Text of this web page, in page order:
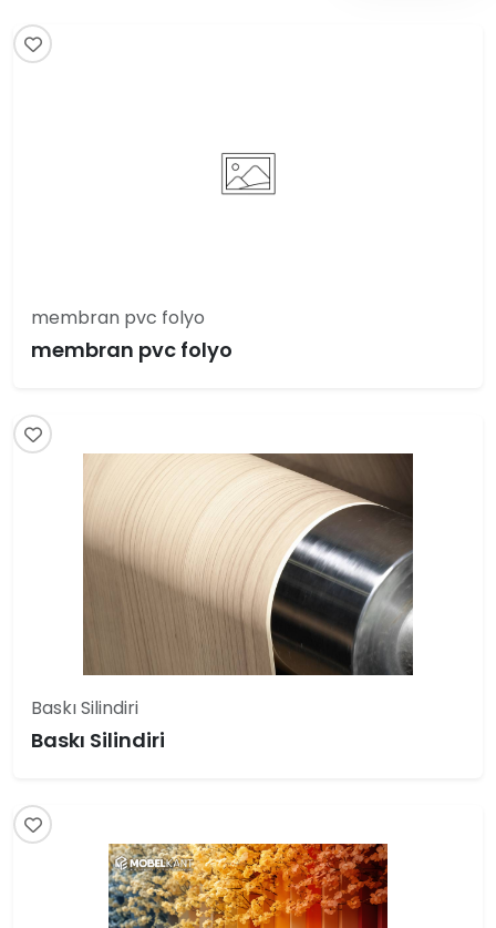
membran pvc folyo
membran pvc folyo
Baskı Silindiri
Baskı Silindiri